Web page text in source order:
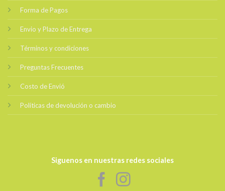
Forma de Pagos
Envio y Plazo de Entrega
Términos y condiciones
Preguntas Frecuentes
Costo de Envió
Políticas de devolución o cambio
Siguenos en nuestras redes sociales